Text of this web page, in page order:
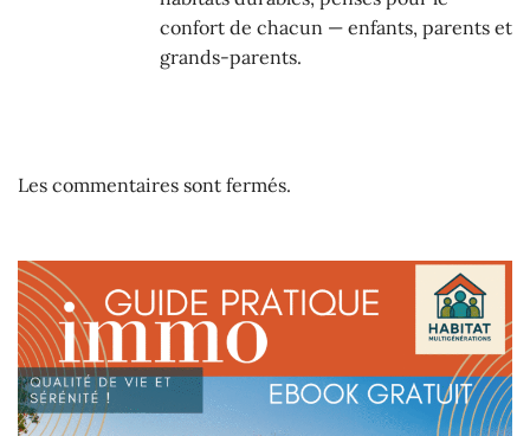
confort de chacun — enfants, parents et
grands-parents.
Les commentaires sont fermés.